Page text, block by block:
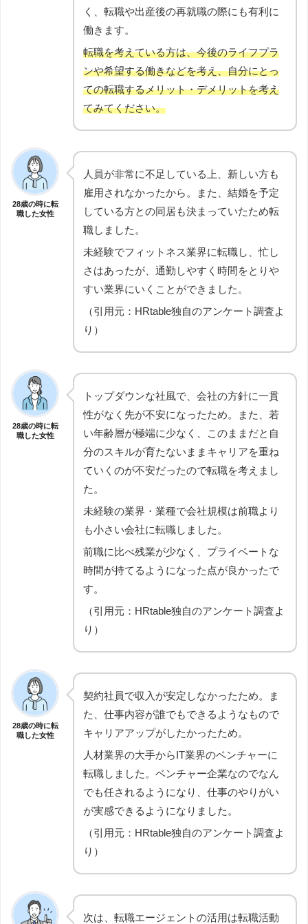
く、転職や出産後の再就職の際にも有利に
働きます。
転職を考えている方は、今後のライフプラ
ンや希望する働きなどを考え、自分にとっ
ての転職するメリット・デメリットを考え
てみてください。
28歳の時に転
職した女性
人員が非常に不足している上、新しい方も
雇用されなかったから。また、結婚を予定
している方との同居も決まっていたため転
職しました。
未経験でフィットネス業界に転職し、忙し
さはあったが、通勤しやすく時間をとりや
すい業界にいくことができました。
（引用元：HRtable独自のアンケート調査よ
り）
28歳の時に転
職した女性
トップダウンな社風で、会社の方針に一貫
性がなく先が不安になったため。また、若
い年齢層が極端に少なく、このままだと自
分のスキルが育たないままキャリアを重ね
ていくのが不安だったので転職を考えまし
た。
未経験の業界・業種で会社規模は前職より
も小さい会社に転職しました。
前職に比べ残業が少なく、プライベートな
時間が持てるようになった点が良かったで
す。
（引用元：HRtable独自のアンケート調査よ
り）
28歳の時に転
職した女性
契約社員で収入が安定しなかったため。ま
た、仕事内容が誰でもできるようなもので
キャリアアップがしたかったため。
人材業界の大手からIT業界のベンチャーに
転職しました。ベンチャー企業なのでなん
でも任されるようになり、仕事のやりがい
が実感できるようになりました。
（引用元：HRtable独自のアンケート調査よ
り）
次は、転職エージェントの活用は転職活動